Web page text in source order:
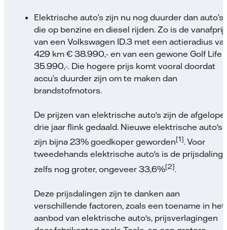
Elektrische auto’s zijn nu nog duurder dan auto’s
die op benzine en diesel rijden. Zo is de
van een Volkswagen ID.3 met een actieradius
429 km € 38.990,- en van een gewone Golf Life
35.990,-. Die hogere prijs komt vooral doordat
accu’s duurder zijn om te maken dan
brandstofmotors.
De prijzen van elektrische auto's zijn de
drie jaar flink gedaald. Nieuwe elektrische auto's
zijn bijna 23% goedkoper geworden[1]. Voor
tweedehands elektrische auto's is de prijsdaling
zelfs nog groter, ongeveer 33,6%[2].
Deze prijsdalingen zijn te danken aan
verschillende factoren, zoals een toename in het
aanbod van elektrische auto's, prijsverlagingen